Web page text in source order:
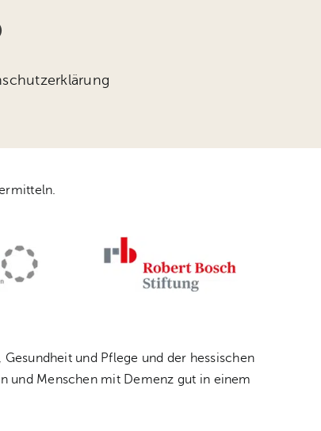
und Pflege und der hessischen
und Menschen mit Demenz gut in einem